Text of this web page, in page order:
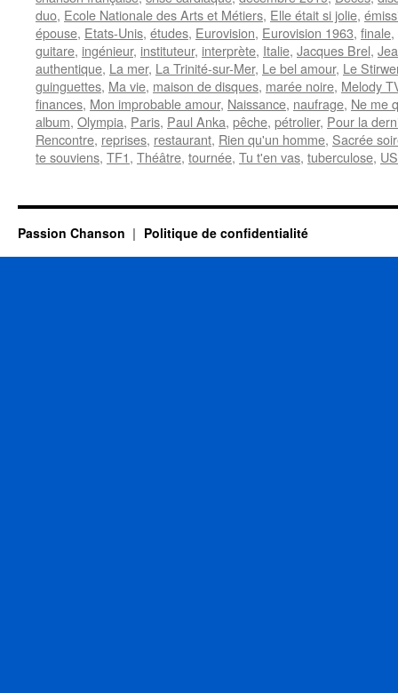
duo, Ecole Nationale des Arts et Métiers, Elle était si jolie,
épouse, Etats-Unis, études, Eurovision, Eurovision 1963, finale,
guitare, ingénieur, instituteur, interprète, Italie, Jacques Brel,
authentique, La mer, La Trinité-sur-Mer, Le bel amour, Le
guinguettes, Ma vie, maison de disques, marée noire, Melody
finances, Mon improbable amour, Naissance, naufrage, Ne me
album, Olympia, Paris, Paul Anka, pêche, pétrolier, Pour la
Rencontre, reprises, restaurant, Rien qu'un homme, Sacrée
te souviens, TF1, Théâtre, tournée, Tu t'en vas, tuberculose,
Passion Chanson Politique de confidentialité